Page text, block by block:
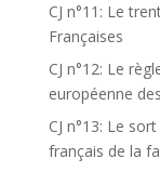
CJ n°11: Le
Françaises
CJ n°12: Le
européenne
CJ n°13: Le
français de la